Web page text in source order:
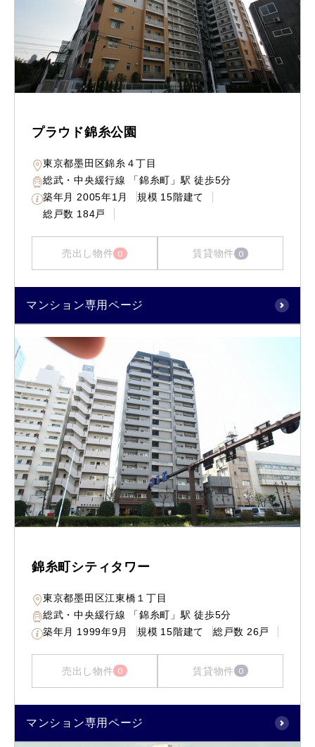
プラウド錦糸公園
東京都墨田区錦糸４丁目
総武・中央緩行線 「錦糸町」駅 徒歩5分
築年月 2005年1月 規模 15階建て
総戸数 184戸
売出し物件 0 賃貸物件 0
マンション専用ページ
錦糸町シティタワー
東京都墨田区江東橋１丁目
総武・中央緩行線 「錦糸町」駅 徒歩5分
築年月 1999年9月 規模 15階建て 総戸数 26戸
売出し物件 0 賃貸物件 0
マンション専用ページ